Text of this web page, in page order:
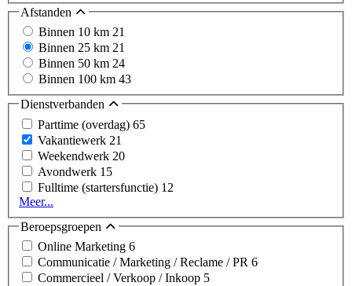
Afstanden
Binnen 10 km 21
Binnen 25 km 21
Binnen 50 km 24
Binnen 100 km 43
Dienstverbanden
Parttime (overdag) 65
Vakantiewerk 21
Weekendwerk 20
Avondwerk 15
Fulltime (startersfunctie) 12
Meer...
Beroepsgroepen
Online Marketing 6
Communicatie / Marketing / Reclame / PR 6
Commercieel / Verkoop / Inkoop 5